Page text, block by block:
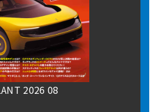
2026 08